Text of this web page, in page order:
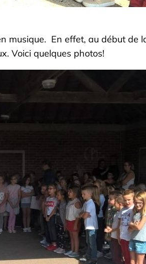
musique. En effet, au début de
Voici quelques photos!